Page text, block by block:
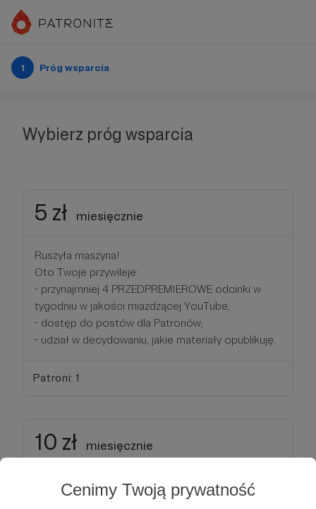
Cenimy Twoją prywatność
1 Próg wsparcia
Wybierz próg wsparcia
5 zł miesięcznie
Ruszyła maszyna!
Oto Twoje przywileje:
- przynajmniej 4 PRZEDPREMIEROWE odcinki w
tygodniu w jakości miażdżącej YouTube,
- dostęp do postów dla Patronów,
- udział w decydowaniu, jakie materiały opublikuję.
Patroni: 1
10 zł miesięcznie
Nabieramy prędkości!
Oto Twoje przywileje: